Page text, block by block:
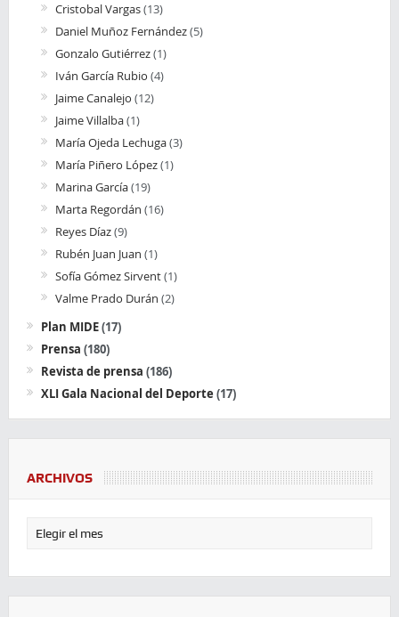
Cristobal Vargas(13)
Daniel Muñoz Fernández(5)
Gonzalo Gutiérrez(1)
Iván García Rubio (4)
Jaime Canalejo (12)
Jaime Villalba(1)
María Ojeda Lechuga(3)
María Piñero López(1)
Marina García(19)
Marta Regordán (16)
Reyes Díaz(9)
Rubén Juan Juan (1)
Sofía Gómez Sirvent(1)
Valme Prado Durán (2)
Plan MIDE(17)
Prensa (180)
Revista de prensa (186)
XLI Gala Nacional del Deporte (17)
ARCHIVOS